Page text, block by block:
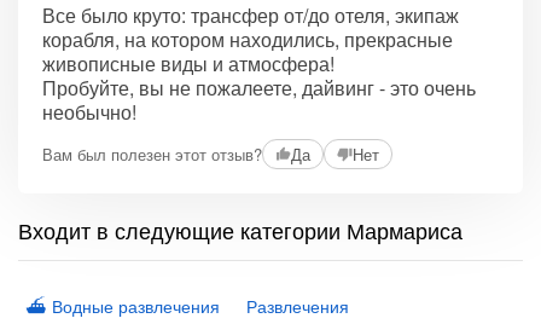
Все было круто: трансфер от/до отеля, экипаж
корабля, на котором находились, прекрасные
живописные виды и атмосфера!
Пробуйте, вы не пожалеете, дайвинг - это очень
необычно!
Вам был полезен этот отзыв? Да Нет
Входит в следующие категории Мармариса
⛴ Водные развлечения
Развлечения